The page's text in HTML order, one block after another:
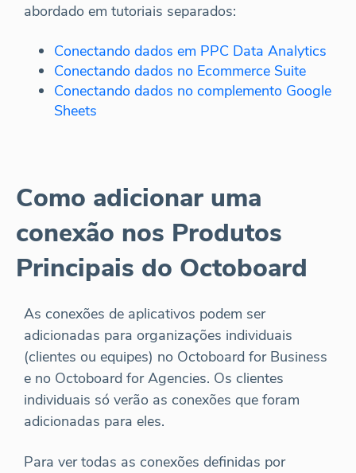
abordado em tutoriais separados:
Conectando dados em PPC Data Analytics
Conectando dados no Ecommerce Suite
Conectando dados no complemento Google
Sheets
Como adicionar uma
conexão nos Produtos
Principais do Octoboard
As conexões de aplicativos podem ser
adicionadas para organizações individuais
(clientes ou equipes) no Octoboard for Business
e no Octoboard for Agencies. Os clientes
individuais só verão as conexões que foram
adicionadas para eles.
Para ver todas as conexões definidas por